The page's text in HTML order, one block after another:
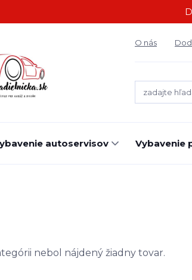
O nás
autoservisov Vybavenie
nebol nájdený žiadny tovar.